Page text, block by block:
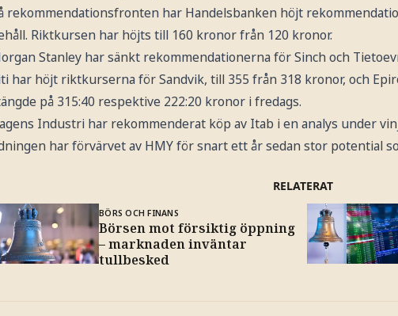
rekommendationsfronten har Handelsbanken höjt
Riktkursen har höjts till 160 kronor från 120 kronor.
Stanley har sänkt rekommendationerna för Sinch och
har höjt riktkurserna för Sandvik, till 355 från 318 kronor, och
på 315:40 respektive 222:20 kronor i fredags.
Industri har rekommenderat köp av Itab i en analys under
har förvärvet av HMY för snart ett år sedan stor potential
RELATERAT
BÖRS OCH FINANS
Börsen mot försiktig öppning
– marknaden inväntar
tullbesked